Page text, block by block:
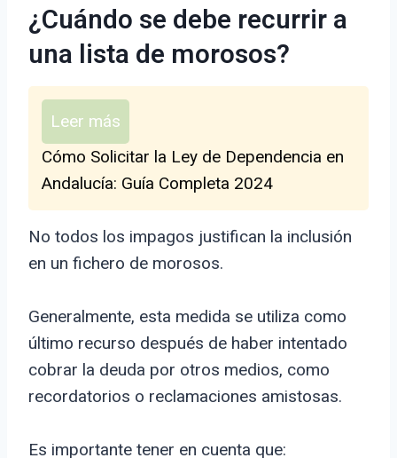
¿Cuándo se debe recurrir a
una lista de morosos?
Leer más
Cómo Solicitar la Ley de Dependencia en
Andalucía: Guía Completa 2024
No todos los impagos justifican la inclusión
en un fichero de morosos.
Generalmente, esta medida se utiliza como
último recurso después de haber intentado
cobrar la deuda por otros medios, como
recordatorios o reclamaciones amistosas.
Es importante tener en cuenta que: